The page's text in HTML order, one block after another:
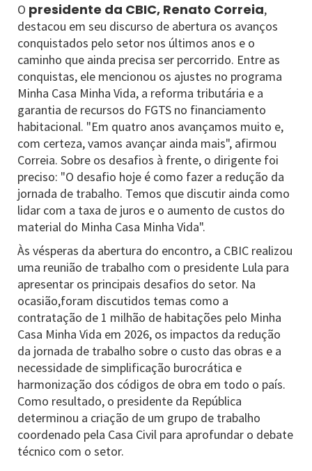
O presidente da CBIC, Renato Correia,
destacou em seu discurso de abertura os avanços
conquistados pelo setor nos últimos anos e o
caminho que ainda precisa ser percorrido. Entre as
conquistas, ele mencionou os ajustes no programa
Minha Casa Minha Vida, a reforma tributária e a
garantia de recursos do FGTS no financiamento
habitacional. "Em quatro anos avançamos muito e,
com certeza, vamos avançar ainda mais", afirmou
Correia. Sobre os desafios à frente, o dirigente foi
preciso: "O desafio hoje é como fazer a redução da
jornada de trabalho. Temos que discutir ainda como
lidar com a taxa de juros e o aumento de custos do
material do Minha Casa Minha Vida".
Às vésperas da abertura do encontro, a CBIC realizou
uma reunião de trabalho com o presidente Lula para
apresentar os principais desafios do setor. Na
ocasião,foram discutidos temas como a
contratação de 1 milhão de habitações pelo Minha
Casa Minha Vida em 2026, os impactos da redução
da jornada de trabalho sobre o custo das obras e a
necessidade de simplificação burocrática e
harmonização dos códigos de obra em todo o país.
Como resultado, o presidente da República
determinou a criação de um grupo de trabalho
coordenado pela Casa Civil para aprofundar o debate
técnico com o setor.